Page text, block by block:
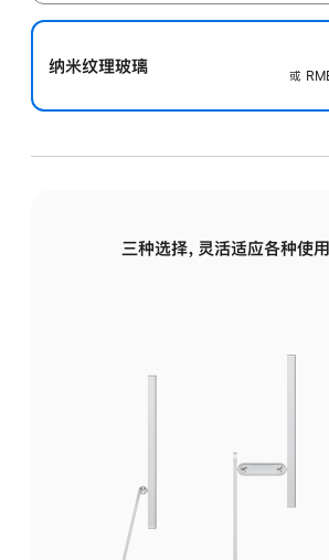
纳米纹理玻璃
或
三种选择，灵活适应各种使用